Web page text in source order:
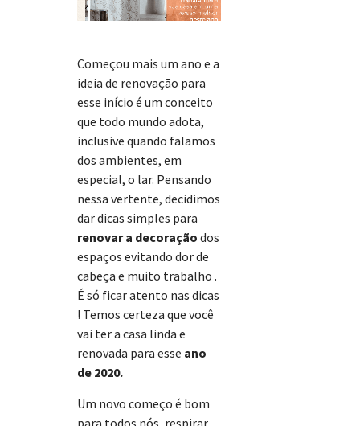
Começou mais um ano e a
ideia de renovação para
esse início é um conceito
que todo mundo adota,
inclusive quando falamos
dos ambientes, em
especial, o lar. Pensando
nessa vertente, decidimos
dar dicas simples para
renovar a decoração dos
espaços evitando dor de
cabeça e muito trabalho .
É só ficar atento nas dicas
! Temos certeza que você
vai ter a casa linda e
renovada para esse ano
de 2020.
Um novo começo é bom
para todos nós, respirar